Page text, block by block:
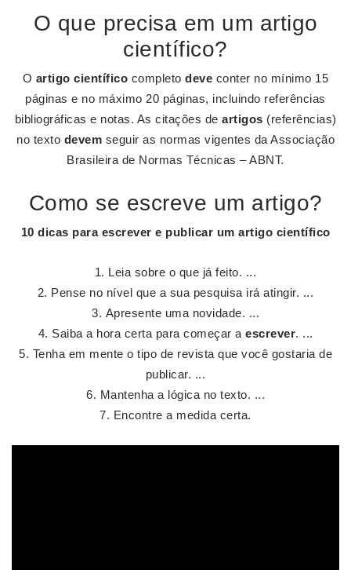
O que precisa em um artigo
científico?
O artigo científico completodeve conter no mínimo 15
páginas e no máximo 20 páginas, incluindo referências
bibliográficas e notas. As citações de artigos (referências)
no texto devem seguir as normas vigentes da Associação
Brasileira de Normas Técnicas – ABNT.
Como se escreve um artigo?
10 dicas para escrever e publicar um artigo científico
Leia sobre o que já feito. ...
Pense no nível que a sua pesquisa irá atingir. ...
Apresente uma novidade. ...
Saiba a hora certa para começar a escrever. ...
Tenha em mente o tipo de revista que você gostaria de
publicar. ...
Mantenha a lógica no texto. ...
Encontre a medida certa.